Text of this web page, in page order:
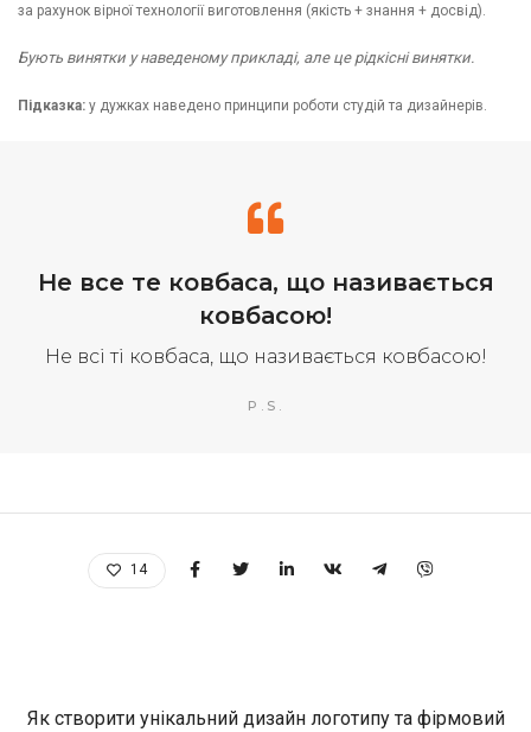
за рахунок вірної технології виготовлення (якість + знання + досвід).
Бують винятки у наведеному прикладі, але це рідкісні винятки.
Підказка: у дужках наведено принципи роботи студій та дизайнерів.
Не все те ковбаса, що називається
ковбасою!
Не всі ті ковбаса, що називається ковбасою!
P.S.
14
Як створити унікальний дизайн логотипу та фірмовий